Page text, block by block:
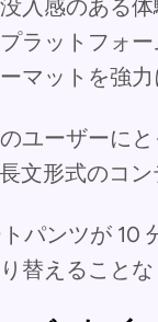
入感のある
ラットフォ
マットを強
ユーザーに
文形式のコン
パンツが 10
替えること